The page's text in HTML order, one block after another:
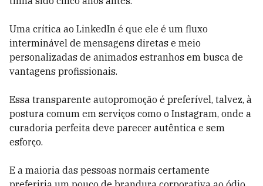
Uma crítica ao LinkedIn é que ele é um fluxo
interminável de mensagens diretas e meio
personalizadas de animados estranhos em busca de
vantagens profissionais.
Essa transparente autopromoção é preferível, talvez, à
postura comum em serviços como o Instagram, onde a
curadoria perfeita deve parecer autêntica e sem
esforço.
E a maioria das pessoas normais certamente